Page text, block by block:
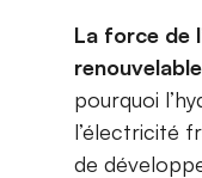
La force de
renouvelable
pourquoi
l’électricité
de